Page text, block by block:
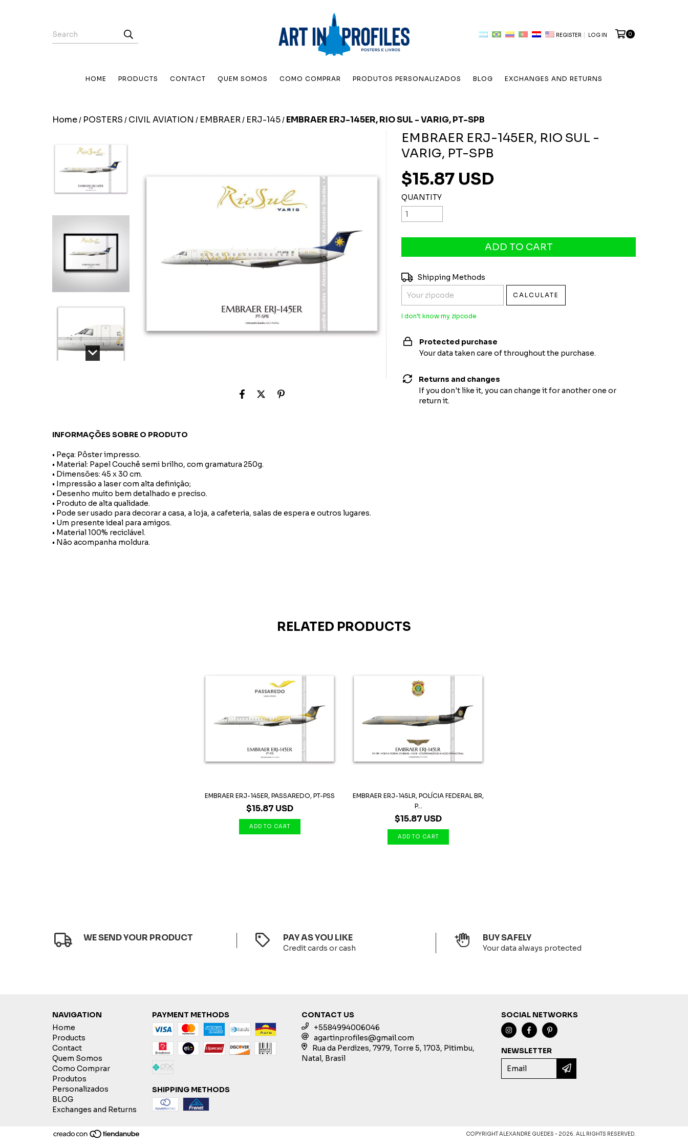
REGISTER LOG IN 0
HOME PRODUCTS CONTACT QUEM SOMOS COMO COMPRAR PRODUTOS PERSONALIZADOS BLOG EXCHANGES AND RETURNS
Home/ POSTERS / CIVIL AVIATION / EMBRAER/ ERJ-145/ EMBRAER ERJ-145ER, RIO SUL - VARIG, PT-SPB
INFORMAÇÕES SOBRE O PRODUTO
• Peça: Pôster impresso.
• Material: Papel Couchê semi brilho, com gramatura 250g.
• Dimensões: 45 x 30 cm.
• Impressão a laser com alta definição;
• Desenho muito bem detalhado e preciso.
• Produto de alta qualidade.
• Pode ser usado para decorar a casa, a loja, a cafeteria, salas de espera e outros lugares.
• Um presente ideal para amigos.
• Material 100% reciclável.
• Não acompanha moldura.
EMBRAER ERJ-145ER, RIO SUL -
VARIG, PT-SPB
$15.87 USD
QUANTITY
Shipping for zipcode:
Shipping Methods
CALCULATE
I don't know my zipcode
Protected purchase
Your data taken care of throughout the purchase.
Returns and changes
If you don't like it, you can change it for another one or
return it.
RELATED PRODUCTS
EMBRAER ERJ-145ER, PASSAREDO, PT-PSS
$15.87 USD
EMBRAER ERJ-145LR, POLÍCIA FEDERAL BR,
P...
$15.87 USD
WE SEND YOUR PRODUCT PAY AS YOU LIKE
Credit cards or cash
BUY SAFELY
Your data always protected
NAVIGATION
Home
Products
Contact
Quem Somos
Como Comprar
Produtos
Personalizados
BLOG
Exchanges and Returns
PAYMENT METHODS
SHIPPING METHODS
CONTACT US
+5584994006046
agartinprofiles@gmail.com
Rua da Perdizes, 7979, Torre 5, 1703, Pitimbu,
Natal, Brasil
SOCIAL NETWORKS
NEWSLETTER
COPYRIGHT ALEXANDRE GUEDES - 2026. ALL RIGHTS RESERVED.